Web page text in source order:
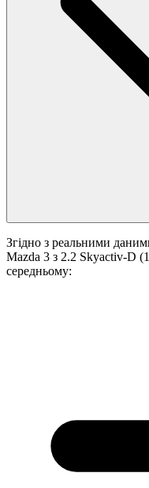
Згідно з реальними
Mazda 3 з 2.2 Skyactiv-D
середньому: